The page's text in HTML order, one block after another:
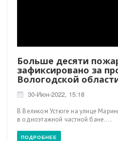
Больше десяти
зафиксировано за
Вологодской
30-Июн-2022, 15:18
В Великом Устюге на улице
в одноэтажной частной бане....
ПОДРОБНЕЕ